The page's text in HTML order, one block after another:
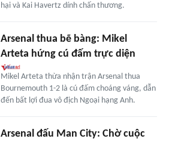
hại và Kai Havertz dính chấn thương.
Arsenal thua bẽ bàng: Mikel
Arteta hứng cú đấm trực diện
Mikel Arteta thừa nhận trận Arsenal thua
Bournemouth 1-2 là cú đấm choáng váng, dẫn
đến bất lợi đua vô địch Ngoại hạng Anh.
Arsenal đấu Man City: Chờ cuộc